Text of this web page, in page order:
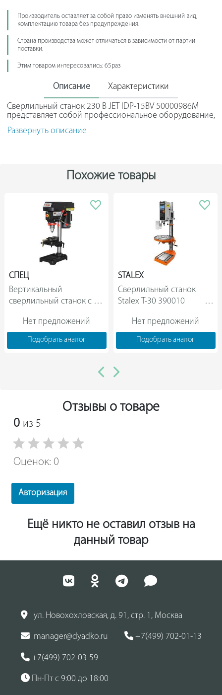
Производитель оставляет за собой право изменять внешний вид,
комплектацию товара без предупреждения.
Страна производства может отличаться в зависимости от партии
поставки.
Этим товаром интересовались: 65раз
Описание Характеристики
Сверлильный станок 230 В JET IDP-15BV 50000986M
представляет собой профессиональное оборудование,
которое предназначается для получения отверстий в
заготовках из дерева, металла, пластика. Настройка
зависимости от свойств материала. Основные
элементы выполнены из серого чугуна, что
опорному столу возможна обработка деталей разной
формы и габаритов.
Развернуть описание
Похожие товары
СПЕЦ
Вертикальный
сверлильный станок с
16 СПЕЦ-3262
Нет предложений
Подобрать аналог
STALEX
Сверлильный станок
Stalex T-30 390010
Нет предложений
Подобрать аналог
Отзывы о товаре
0 из 5
Оценок: 0
Авторизация
Ещё никто не оставил отзыв на
данный товар
ул. Новохохловская, д. 91, стр. 1, Москва
manager@dyadko.ru +7(499) 702-01-13
+7(499) 702-03-59
Пн-Пт с 9:00 до 18:00